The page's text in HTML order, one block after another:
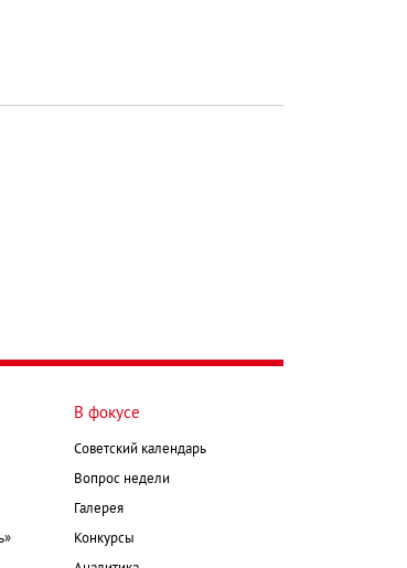
В фокусе
Советский календарь
Вопрос недели
Галерея
Конкурсы